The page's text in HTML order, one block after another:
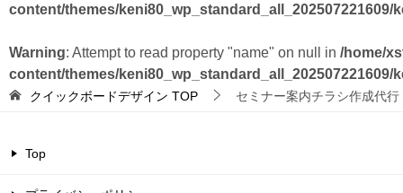
content/themes/keni80_wp_standard_all_202507221609/
Warning: Attempt to read property "name" on null in /home/
content/themes/keni80_wp_standard_all_202507221609/
クイックボードデザイン TOP セミナー案内チラシ作成代行
Top